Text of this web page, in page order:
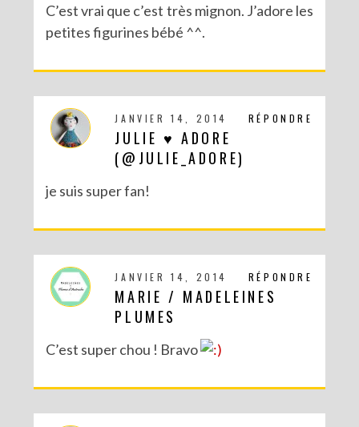
C’est vrai que c’est très mignon. J’adore les
petites figurines bébé ^^.
RÉPONDRE
JANVIER 14, 2014
JULIE ♥ ADORE
(@JULIE_ADORE)
je suis super fan!
RÉPONDRE
JANVIER 14, 2014
MARIE / MADELEINES
PLUMES
C’est super chou ! Bravo